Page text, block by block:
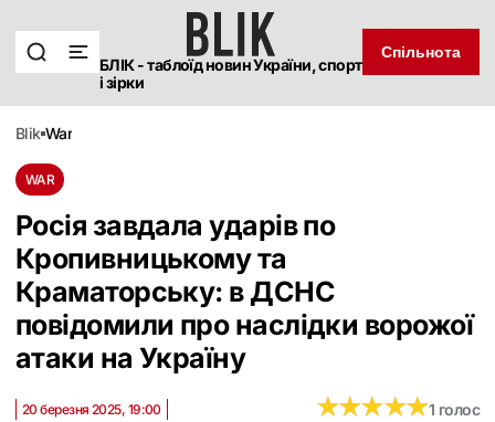
БЛІК - таблоїд новин України, спорт
і зірки
Спільнота
blik war
WAR
Росія завдала ударів по
Кропивницькому та
Краматорську: в ДСНС
повідомили про наслідки ворожої
атаки на Україну
20 березня 2025, 19:00 ★★★★★
★★★★★1 голос